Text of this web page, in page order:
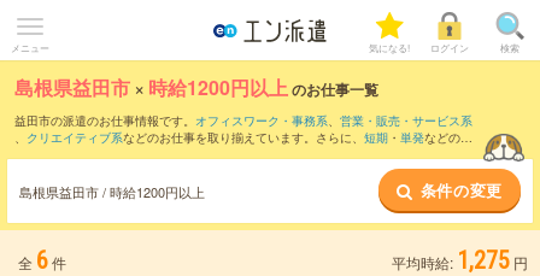
メニュー 気になる! ログイン 検索
島根県益田市 × 時給1200円以上のお仕事一覧
益田市の派遣のお仕事情報です。 オフィスワーク・事務系、 営業・販売・サービス系
、 クリエイティブ系などのお仕事を取り揃えています。さらに、 短期 ・ 単発などの期
島根県益田市 / 時給1200円以上 条件の変更
全 6件 平均時給: 1,275 円